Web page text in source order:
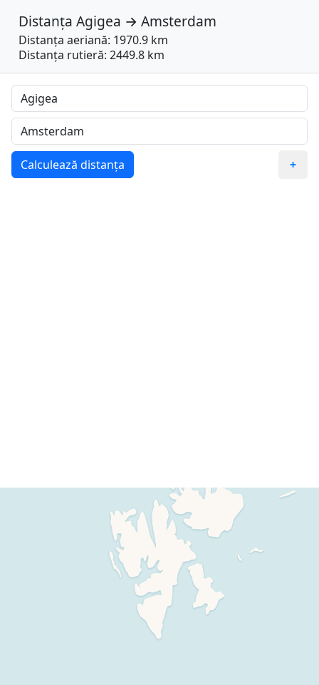
Distanța Agigea → Amsterdam
Distanța aeriană: 1970.9 km
Distanța rutieră: 2449.8 km
Calculează distanța +